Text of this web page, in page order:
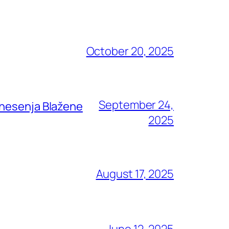
October 20, 2025
Blažene
September 24,
2025
August 17, 2025